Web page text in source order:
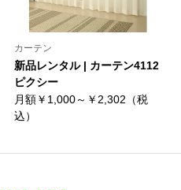
カーテン
新品レンタル | カーテン4112
ピクシー
月額￥1,000～￥2,302（税
込）